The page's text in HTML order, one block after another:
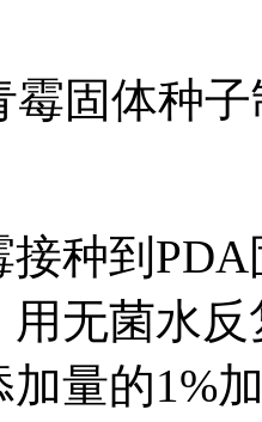
霉固体种
种到
用无菌水
量的1%